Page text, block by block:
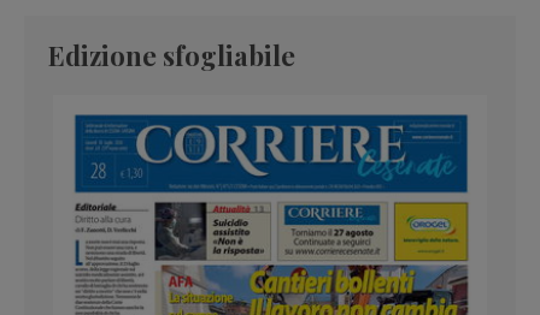
Edizione sfogliabile